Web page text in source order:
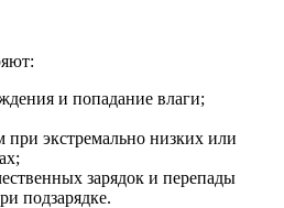
и попадание влаги;
при экстремально низких или
зарядок и перепады
подзарядке.